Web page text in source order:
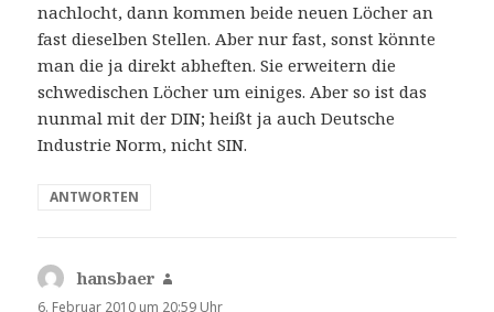
nachlocht, dann kommen beide neuen Löcher an
fast dieselben Stellen. Aber nur fast, sonst könnte
man die ja direkt abheften. Sie erweitern die
schwedischen Löcher um einiges. Aber so ist das
nunmal mit der DIN; heißt ja auch Deutsche
Industrie Norm, nicht SIN.
ANTWORTEN
hansbaer
6. Februar 2010 um 20:59 Uhr